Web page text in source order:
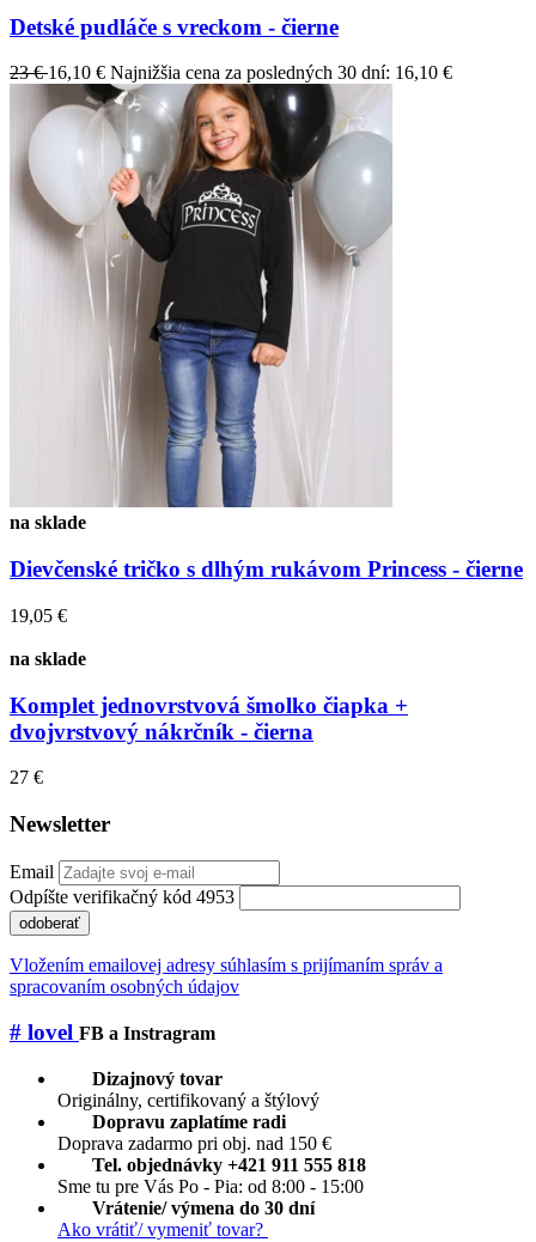
Detské pudláče s vreckom - čierne
23 €16,10 € Najnižšia cena za posledných 30 dní: 16,10 €
na sklade
Dievčenské tričko s dlhým rukávom Princess - čierne
19,05 €
na sklade
Komplet jednovrstvová šmolko čiapka +
dvojvrstvový nákrčník - čierna
27 €
Newsletter
Email
Odpíšte verifikačný kód 4953
odoberať
Vložením emailovej adresy súhlasím s prijímaním správ a
spracovaním osobných údajov
# lovel FB a Instragram
Dizajnový tovar
Originálny, certifikovaný a štýlový
Dopravu zaplatíme radi
Doprava zadarmo pri obj. nad 150 €
Tel. objednávky +421 911 555 818
Sme tu pre Vás Po - Pia: od 8:00 - 15:00
Vrátenie/ výmena do 30 dní
Ako vrátiť/ vymeniť tovar?